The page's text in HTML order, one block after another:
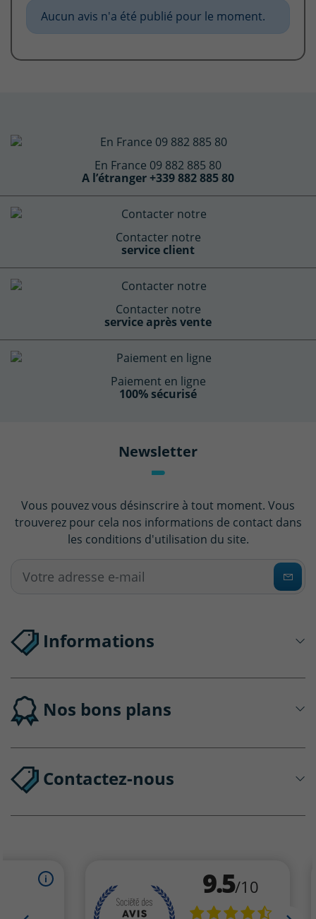
(1 avis)
Aucun avis n'a été publié pour le moment.
En France 09 882 885 80
A l’étranger +339 882 885 80
Contacter notre
service client
Contacter notre
service après vente
Paiement en ligne
100% sécurisé
Newsletter
Vous pouvez vous désinscrire à tout moment. Vous
trouverez pour cela nos informations de contact dans
les conditions d'utilisation du site.
Informations
Nos bons plans
Contactez-nous